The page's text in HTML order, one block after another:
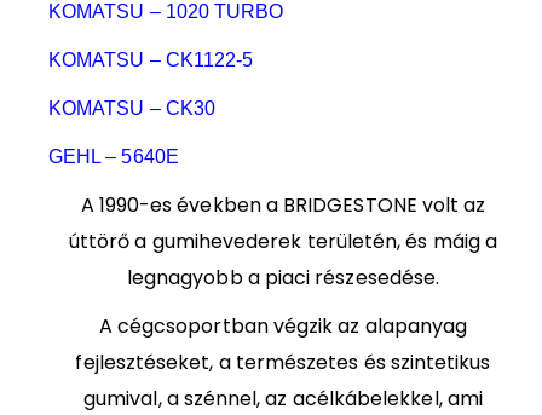
KOMATSU – 1020 TURBO
KOMATSU – CK1122-5
KOMATSU – CK30
GEHL – 5640E
A 1990-es években a BRIDGESTONE volt az
úttörő a gumihevederek területén, és máig a
legnagyobb a piaci részesedése.
A cégcsoportban végzik az alapanyag
fejlesztéseket, a természetes és szintetikus
gumival, a szénnel, az acélkábelekkel, ami